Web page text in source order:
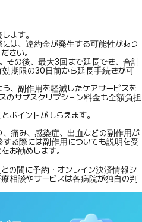
ます。
は、違約金が発生する可能性があり
さい。
その後、最大3回まで延長でき、合計
期限の30日前から延長手続きが可
、副作用を軽減したケアサービスを
のサブスクリプション料金も全額負担
ポイントがもらえます。
痛み、感染症、出血などの副作用が
る際には副作用についても説明を受
お勧めします。
の間に予約・オンライン決済情報シ
相談やサービスは各病院が独自の判